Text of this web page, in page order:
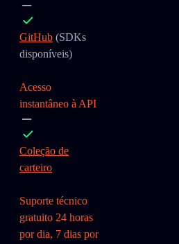
GitHub (SDKs
disponíveis)
Acesso
instantâneo à API
Coleção de
carteiro
Suporte técnico
gratuito 24 horas
por dia, 7 dias por